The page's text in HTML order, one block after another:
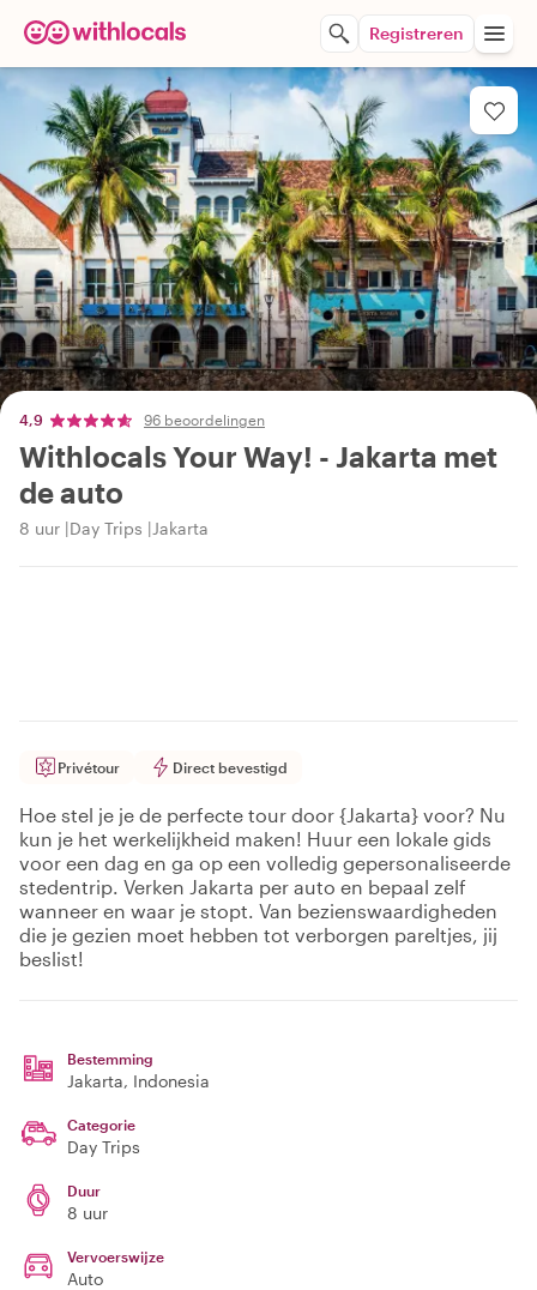
Registreren
4,9 96 beoordelingen
Withlocals Your Way! - Jakarta met
de auto
8 uur Day Trips Jakarta
Privétour Direct bevestigd
Hoe stel je je de perfecte tour door {Jakarta} voor? Nu
kun je het werkelijkheid maken! Huur een lokale gids
voor een dag en ga op een volledig gepersonaliseerde
stedentrip. Verken Jakarta per auto en bepaal zelf
wanneer en waar je stopt. Van bezienswaardigheden
die je gezien moet hebben tot verborgen pareltjes, jij
beslist!
Bestemming
Jakarta, Indonesia
Categorie
Day Trips
Duur
8 uur
Vervoerswijze
Auto